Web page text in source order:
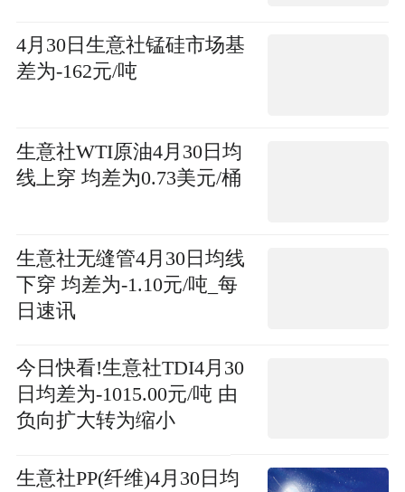
4月30日生意社锰硅市场基
差为-162元/吨
生意社WTI原油4月30日均
线上穿 均差为0.73美元/桶
生意社无缝管4月30日均线
下穿 均差为-1.10元/吨_每
日速讯
今日快看!生意社TDI4月30
日均差为-1015.00元/吨 由
负向扩大转为缩小
生意社PP(纤维)4月30日均